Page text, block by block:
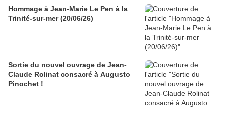
Hommage à Jean-Marie Le Pen à la
Trinité-sur-mer (20/06/26)
Sortie du nouvel ouvrage de Jean-
Claude Rolinat consacré à Augusto
Pinochet !